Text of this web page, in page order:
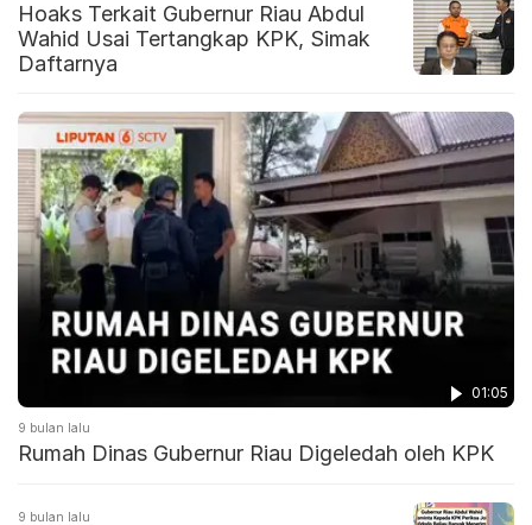
Hoaks Terkait Gubernur Riau Abdul
Wahid Usai Tertangkap KPK, Simak
Daftarnya
01:05
9 bulan lalu
Rumah Dinas Gubernur Riau Digeledah oleh KPK
9 bulan lalu